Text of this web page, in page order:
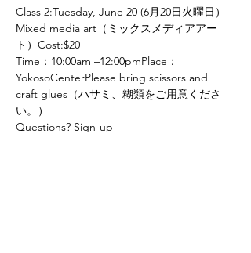
Class 2:Tuesday, June 20 (6月20日火曜日）
Mixed media art（ミックスメディアアー
ト）Cost:$20
Time：10:00am –12:00pmPlace：
YokosoCenterPlease bring scissors and
craft glues（ハサミ、糊類をご用意くださ
い。）
Questions? Sign-up